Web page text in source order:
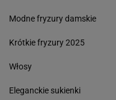
Modne fryzury damskie
Krótkie fryzury 2025
Włosy
Eleganckie sukienki